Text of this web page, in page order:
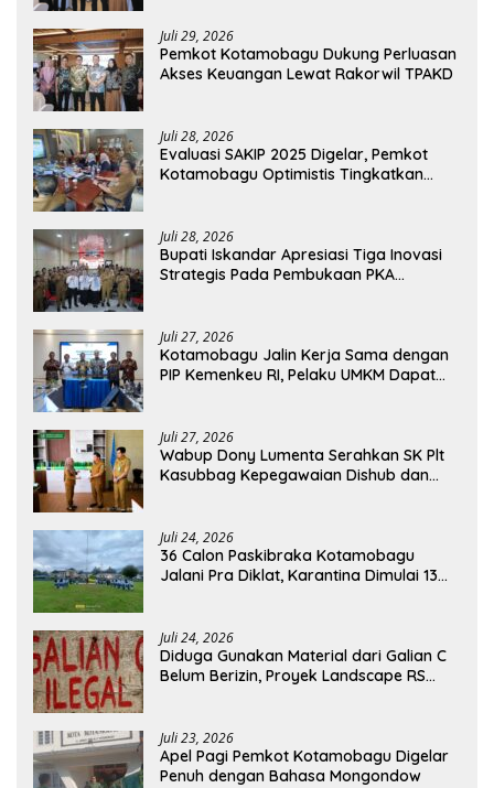
Juli 29, 2026
Pemkot Kotamobagu Dukung Perluasan
Akses Keuangan Lewat Rakorwil TPAKD
Juli 28, 2026
Evaluasi SAKIP 2025 Digelar, Pemkot
Kotamobagu Optimistis Tingkatkan
Juli 28, 2026
Bupati Iskandar Apresiasi Tiga Inovasi
Strategis Pada Pembukaan PKA
Juli 27, 2026
Kotamobagu Jalin Kerja Sama dengan
PIP Kemenkeu RI, Pelaku UMKM Dapat
Juli 27, 2026
Wabup Dony Lumenta Serahkan SK Plt
Kasubbag Kepegawaian Dishub dan
Juli 24, 2026
36 Calon Paskibraka Kotamobagu
Jalani Pra Diklat, Karantina Dimulai 13
Juli 24, 2026
Diduga Gunakan Material dari Galian C
Belum Berizin, Proyek Landscape RS
Juli 23, 2026
Apel Pagi Pemkot Kotamobagu Digelar
Penuh dengan Bahasa Mongondow